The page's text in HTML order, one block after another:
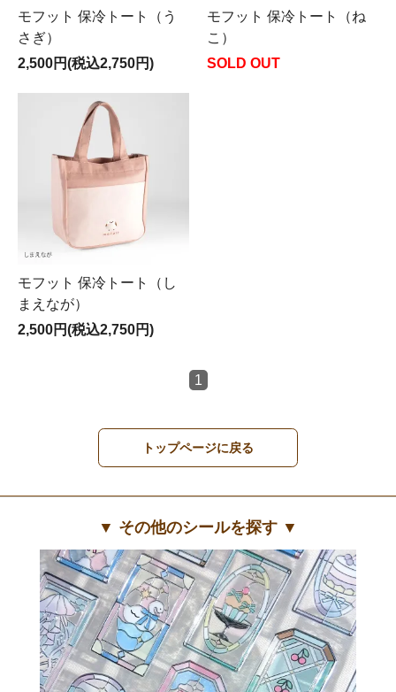
モフット 保冷トート（う
さぎ）
2,500円(税込2,750円)
モフット 保冷トート（ね
こ）
SOLD OUT
モフット 保冷トート（し
まえなが）
2,500円(税込2,750円)
1
トップページに戻る
▼ その他のシールを探す ▼